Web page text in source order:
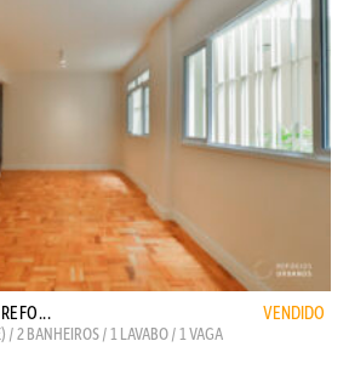
VENDIDO
/ 2 BANHEIROS / 1 LAVABO / 1 VAGA